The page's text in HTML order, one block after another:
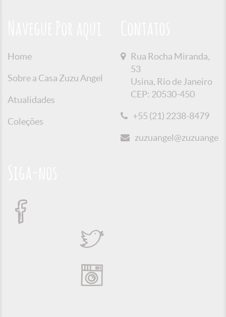
Home
Sobre a Casa Zuzu Angel
Atualidades
Coleções
Rua Rocha Miranda,
53
Usina, Rio de Janeiro
CEP: 20530-450
+55 (21) 2238-8479